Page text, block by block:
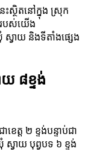
ស្ថិតនៅក្នុង ស្រុក
របស់យើង
វាយ និងទីតាំងផ្សេង
៨ខ្ទង់
ត្ត ២ ខ្ទង់បន្ទាប់ជា
វាយ បុព្វបទ ៦ ខ្ទង់